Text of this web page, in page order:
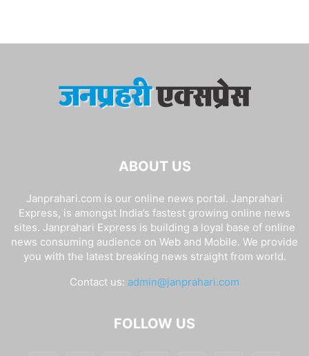
ABOUT US
Janprahari.com is our online news portal. Janprahari
Express, is amongst India’s fastest growing online news
sites. Janprahari Express is building a loyal base of online
news consuming audience on Web and Mobile. We provide
you with the latest breaking news straight from world.
Contact us: admin@janprahari.com
FOLLOW US